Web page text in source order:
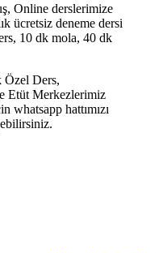
Online derslerimize
ücretsiz deneme dersi
10 dk mola, 40 dk
Özel Ders,
Etüt Merkezlerimiz
whatsapp hattımızı